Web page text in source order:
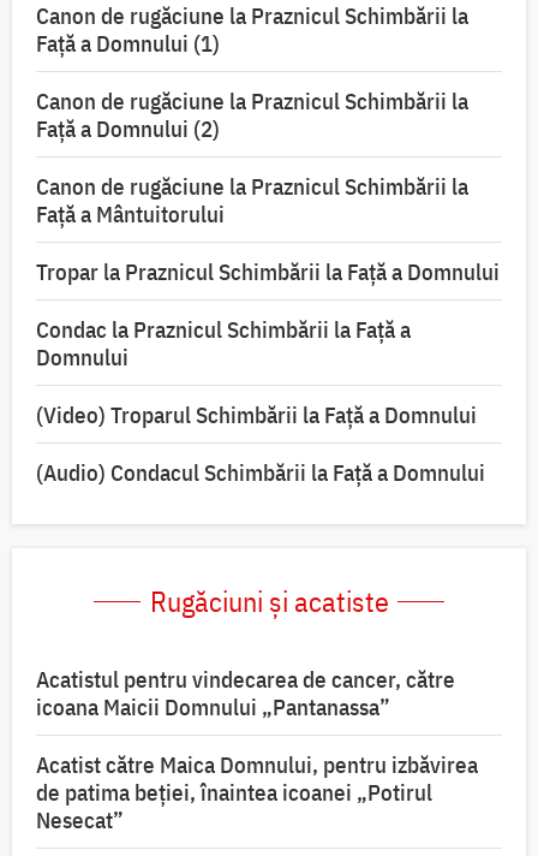
Canon de rugăciune la Praznicul Schimbării la
Faţă a Domnului (1)
Canon de rugăciune la Praznicul Schimbării la
Faţă a Domnului (2)
Canon de rugăciune la Praznicul Schimbării la
Față a Mântuitorului
Tropar la Praznicul Schimbării la Faţă a Domnului
Condac la Praznicul Schimbării la Faţă a
Domnului
(Video) Troparul Schimbării la Față a Domnului
(Audio) Condacul Schimbării la Față a Domnului
Rugăciuni și acatiste
Acatistul pentru vindecarea de cancer, către
icoana Maicii Domnului „Pantanassa”
Acatist către Maica Domnului, pentru izbăvirea
de patima beției, înaintea icoanei „Potirul
Nesecat”